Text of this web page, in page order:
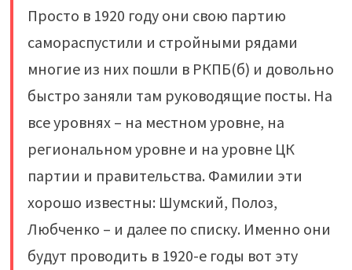
Просто в 1920 году они свою партию
самораспустили и стройными рядами
многие из них пошли в РКПБ(б) и довольно
быстро заняли там руководящие посты. На
все уровнях – на местном уровне, на
региональном уровне и на уровне ЦК
партии и правительства. Фамилии эти
хорошо известны: Шумский, Полоз,
Любченко – и далее по списку. Именно они
будут проводить в 1920-е годы вот эту